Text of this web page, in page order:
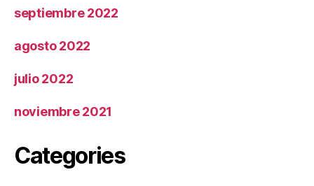
septiembre 2022
agosto 2022
julio 2022
noviembre 2021
Categories